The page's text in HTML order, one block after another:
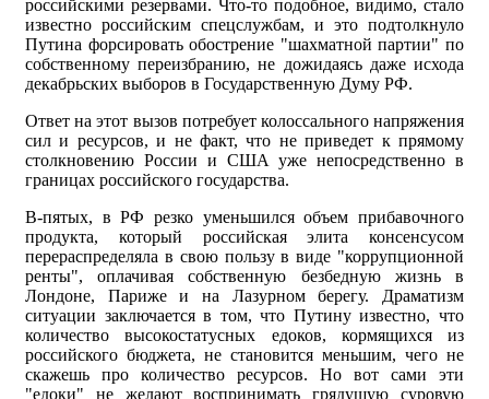
российскими резервами. Что-то подобное, видимо, стало
известно российским спецслужбам, и это подтолкнуло
Путина форсировать обострение "шахматной партии" по
собственному переизбранию, не дожидаясь даже исхода
декабрьских выборов в Государственную Думу РФ.
Ответ на этот вызов потребует колоссального напряжения
сил и ресурсов, и не факт, что не приведет к прямому
столкновению России и США уже непосредственно в
границах российского государства.
В-пятых, в РФ резко уменьшился объем прибавочного
продукта, который российская элита консенсусом
перераспределяла в свою пользу в виде "коррупционной
ренты", оплачивая собственную безбедную жизнь в
Лондоне, Париже и на Лазурном берегу. Драматизм
ситуации заключается в том, что Путину известно, что
количество высокостатусных едоков, кормящихся из
российского бюджета, не становится меньшим, чего не
скажешь про количество ресурсов. Но вот сами эти
"едоки" не желают воспринимать грядущую суровую